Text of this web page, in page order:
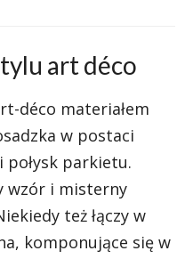
art déco
déco materiałem
w postaci
połysk parkietu.
wzór i misterny
też łączy w
komponujące się w